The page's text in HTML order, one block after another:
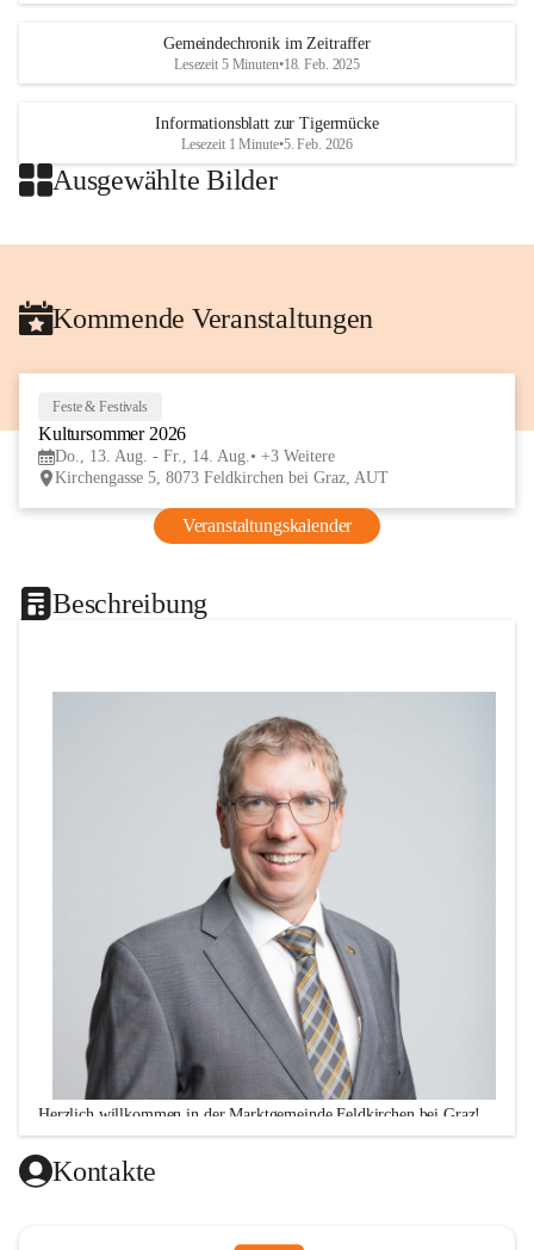
Gemeindechronik im Zeitraffer
Lesezeit 5 Minuten•18. Feb. 2025
Informationsblatt zur Tigermücke
Lesezeit 1 Minute•5. Feb. 2026
Ausgewählte Bilder
+2
Kommende Veranstaltungen
Feste & Festivals
Kultursommer 2026
Do., 13. Aug. - Fr., 14. Aug.
+3 Weitere
Kirchengasse 5, 8073 Feldkirchen bei Graz, AUT
Veranstaltungskalender
Beschreibung
Herzlich willkommen in der Marktgemeinde Feldkirchen bei Graz!
Ich freue mich über Ihren Besuch auf unserer CITIES-Seite
und hoffe, dass wir Ihnen mit unseren Informationen zu
können. Darüber hinaus stehe ich Ihnen zu meinen
Kontakte